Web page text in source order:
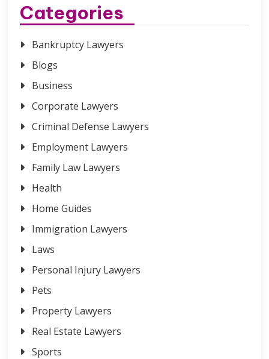
Categories
Bankruptcy Lawyers
Blogs
Business
Corporate Lawyers
Criminal Defense Lawyers
Employment Lawyers
Family Law Lawyers
Health
Home Guides
Immigration Lawyers
Laws
Personal Injury Lawyers
Pets
Property Lawyers
Real Estate Lawyers
Sports